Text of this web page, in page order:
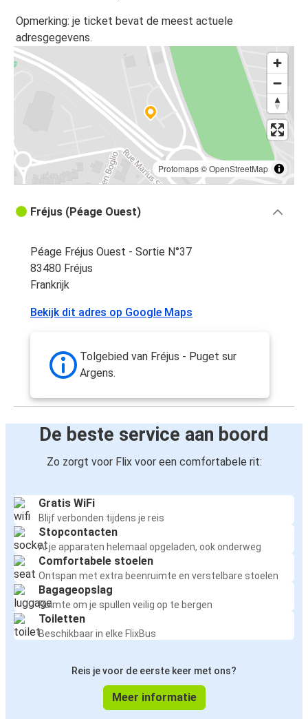
Opmerking: je ticket bevat de meest actuele
adresgegevens.
Protomaps©OpenStreetMap
Fréjus (Péage Ouest)
Péage Fréjus Ouest - Sortie N°37
83480 Fréjus
Frankrijk
Bekijk dit adres op Google Maps
Tolgebied van Fréjus - Puget sur
Argens.
De beste service aan boord
Zo zorgt voor Flix voor een comfortabele rit:
Gratis WiFi
Blijf verbonden tijdens je reis
Stopcontacten
Al je apparaten helemaal opgeladen, ook onderweg
Comfortabele stoelen
Ontspan met extra beenruimte en verstelbare stoelen
Bagageopslag
Ruimte om je spullen veilig op te bergen
Toiletten
Beschikbaar in elke FlixBus
Reis je voor de eerste keer met ons?
Meer informatie